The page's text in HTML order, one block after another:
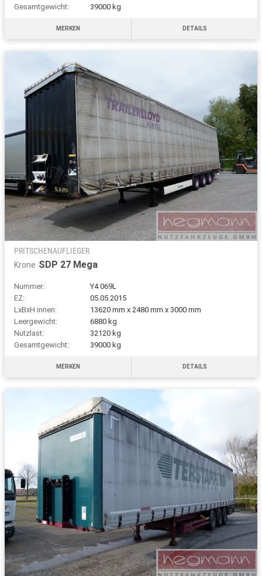
Gesamtgewicht:
39000 kg
MERKEN DETAILS
PRITSCHENAUFLIEGER
Krone SDP 27 Mega
Nummer:
Y4 069L
EZ:
05.05.2015
LxBxH innen:
13620 mm x 2480 mm x 3000 mm
Leergewicht:
6880 kg
Nutzlast:
32120 kg
Gesamtgewicht:
39000 kg
MERKEN DETAILS